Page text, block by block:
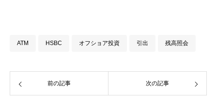
ATM HSBC オフショア投資 引出 残高照会
前の記事 次の記事